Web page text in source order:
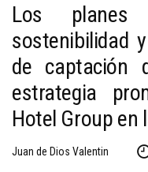
Los
sostenibilidad
de captación
estrategia
Hotel Group en
Juan de Dios Valentin